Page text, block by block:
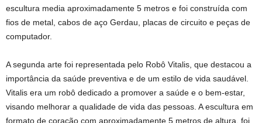
escultura media aproximadamente 5 metros e foi construída com
fios de metal, cabos de aço Gerdau, placas de circuito e peças de
computador.
A segunda arte foi representada pelo Robô Vitalis, que destacou a
importância da saúde preventiva e de um estilo de vida saudável.
Vitalis era um robô dedicado a promover a saúde e o bem-estar,
visando melhorar a qualidade de vida das pessoas. A escultura em
formato de coração com aproximadamente 5 metros de altura, foi